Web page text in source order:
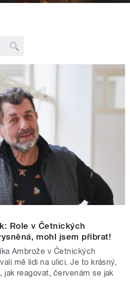
Role v Četnických
mohl jsem přibrat!
Ambrože v Četnických
mě lidi na ulici. Je to krásný,
jak reagovat, červenám se jak